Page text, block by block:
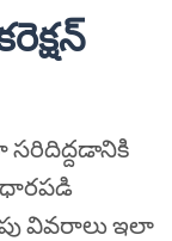
వివరాలు ఇలా